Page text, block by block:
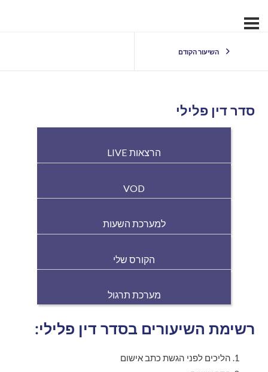
השיעור הקודם
סדר דין פלילי
הרצאות LIVE
VOD
למערכת השעות
הקורס שלי
מערכת תרגול
רשימת השיעורים בסדר דין פלילי:
הליכים לפני הגשת כתב אישום